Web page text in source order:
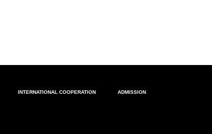
INTERNATIONAL COOPERATION ADMISSION